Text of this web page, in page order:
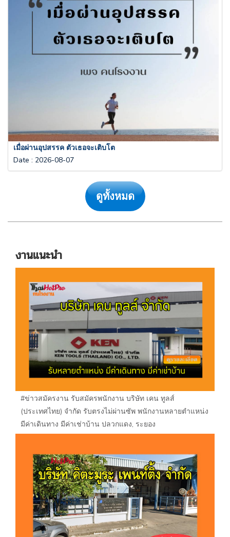
เมื่อผ่านอุปสรรค ตัวเธอจะเติบโต
Date : 2026-08-07
ดูทั้งหมด
งานแนะนำ
#ข่าวสมัครงาน รับสมัครพนักงาน บริษัท เคน ทูลส์
(ประเทศไทย) จำกัด รับตรงไม่ผ่านซัพ พนักงานหลายตำแหน่ง
มีค่าเดินทาง มีค่าเช่าบ้าน ปลวกแดง, ระยอง